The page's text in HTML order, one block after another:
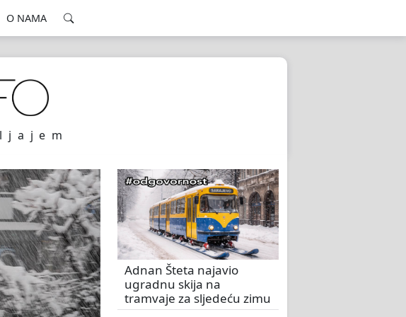
O NAMA
Adnan Šteta najavio
ugradnu skija na
tramvaje za sljedeću zimu